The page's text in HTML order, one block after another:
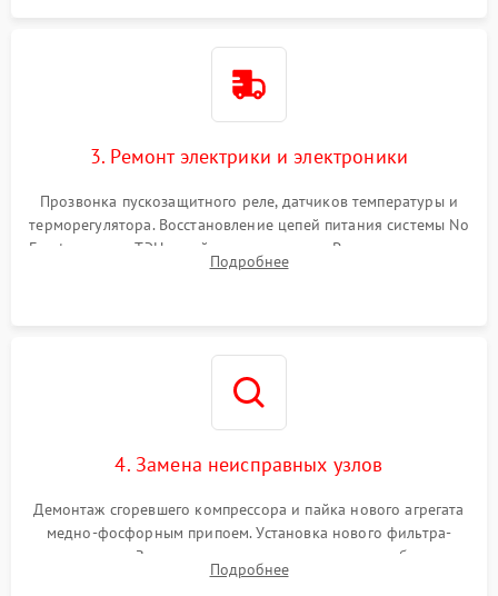
3. Ремонт электрики и электроники
Прозвонка пускозащитного реле, датчиков температуры и
терморегулятора. Восстановление цепей питания системы No
Frost, включая ТЭН оттайки и вентилятор. Ремонт или замена
платы управления при сбоях алгоритмов.
Подробнее
4. Замена неисправных узлов
Демонтаж сгоревшего компрессора и пайка нового агрегата
медно-фосфорным припоем. Установка нового фильтра-
осушителя. Замена изношенных вентиляторов обдува,
сломанных заслонок или поврежденных дверных петель.
Подробнее